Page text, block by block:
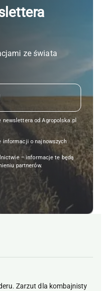
ze świata
newslettera od Agropolska.pl
informacji o najnowszych
– informacje te będą
partnerów.
Zarzut dla kombajnisty